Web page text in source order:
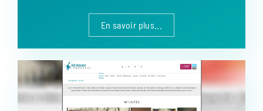
En savoir plus...